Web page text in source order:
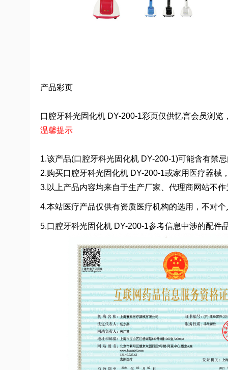
产品彩页
口腔牙科光固化机 DY-200-1彩页仅供忆言会员浏
温馨提示
1.该产品(口腔牙科光固化机 DY-200-1)可能含有禁
2.购买口腔牙科光固化机 DY-200-1或家用医疗器
3.以上产品内容均来自于生产厂家、代理商网站不
4.本站医疗产品仅供有资质医疗机构的选用，不对
5.口腔牙科光固化机 DY-200-1参考信息中涉的配件